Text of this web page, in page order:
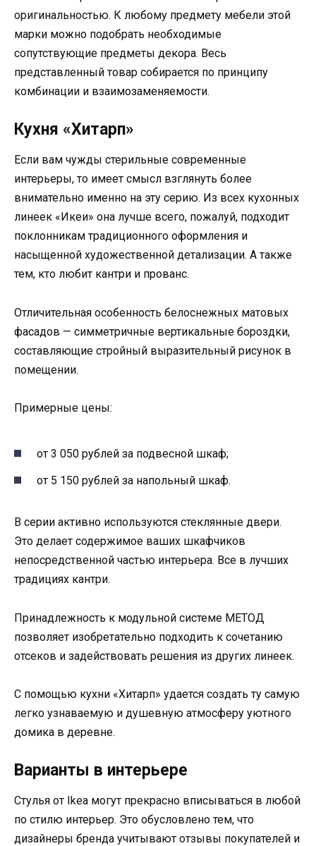
оригинальностью. К любому предмету мебели этой
марки можно подобрать необходимые
сопутствующие предметы декора. Весь
представленный товар собирается по принципу
комбинации и взаимозаменяемости.
Кухня «Хитарп»
Если вам чужды стерильные современные
интерьеры, то имеет смысл взглянуть более
внимательно именно на эту серию. Из всех кухонных
линеек «Икеи» она лучше всего, пожалуй, подходит
поклонникам традиционного оформления и
насыщенной художественной детализации. А также
тем, кто любит кантри и прованс.
Отличительная особенность белоснежных матовых
фасадов — симметричные вертикальные бороздки,
составляющие стройный выразительный рисунок в
помещении.
Примерные цены:
от 3 050 рублей за подвесной шкаф;
от 5 150 рублей за напольный шкаф.
В серии активно используются стеклянные двери.
Это делает содержимое ваших шкафчиков
непосредственной частью интерьера. Все в лучших
традициях кантри.
Принадлежность к модульной системе МЕТОД
позволяет изобретательно подходить к сочетанию
отсеков и задействовать решения из других линеек.
С помощью кухни «Хитарп» удается создать ту самую
легко узнаваемую и душевную атмосферу уютного
домика в деревне.
Варианты в интерьере
Стулья от Ikea могут прекрасно вписываться в любой
по стилю интерьер. Это обусловлено тем, что
дизайнеры бренда учитывают отзывы покупателей и